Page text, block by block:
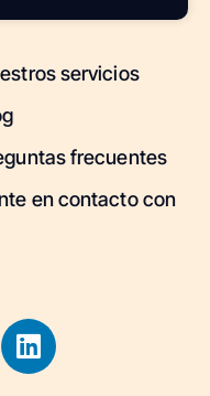
servicios
frecuentes
en contacto con